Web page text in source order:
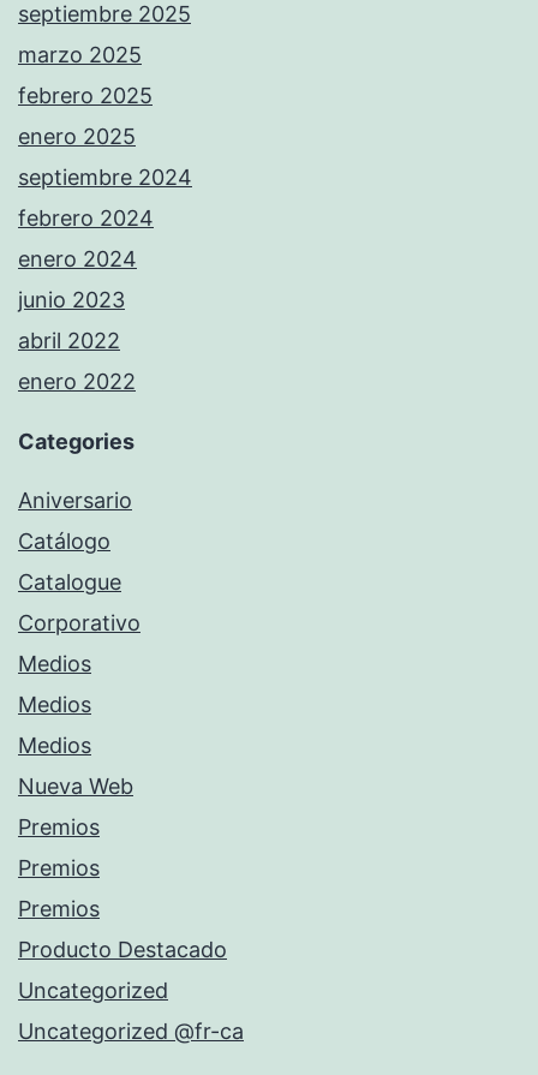
septiembre 2025
marzo 2025
febrero 2025
enero 2025
septiembre 2024
febrero 2024
enero 2024
junio 2023
abril 2022
enero 2022
Categories
Aniversario
Catálogo
Catalogue
Corporativo
Medios
Medios
Medios
Nueva Web
Premios
Premios
Premios
Producto Destacado
Uncategorized
Uncategorized @fr-ca